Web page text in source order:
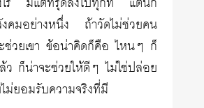
งคมอย่างหนึ่ง ถ้าวัดไม่ช่วยคน
ช่วยเขา ข้อน่าคิดก็คือ ไหนๆ ก็
ว ก็น่าจะช่วยให้ดีๆ ไม่ใช่ปล่อย
ม่ยอมรับความจริงที่มี